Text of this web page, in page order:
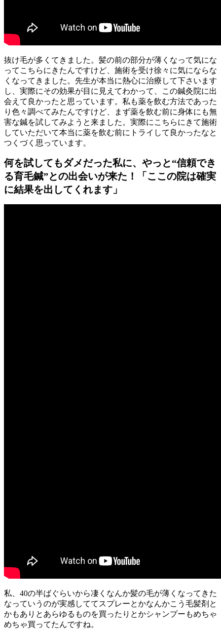
抜け毛が多くてきました。髪の前の部分が薄くなって気にな
ってこちらにきたんですけど、施術を受け徐々に気にならな
くなってきました。先生が本当に熱心に治療して下さいます
し、実際にその効果が目に見えてわかって、この鍼灸院に出
会えて良かったと思っています。私も薬を飲む方法であった
り色々調べてみたんですけど、まず薬を飲む前に身体にも無
害な鍼を試してみようと来ました。実際にこちらにきて施術
していただいて本当に薬を飲む前にトライして良かったなと
つくづく思っています。
何を試してもダメだった私に、やっと“信頼でき
る育毛鍼”との出会いが来た！「ここの院は確実
に結果を出してくれます」
私、40の半ばぐらいから凄くなんか髪の毛が薄くなってきた
なっていうのが実感しててスプレーとかなんかこう毛髪剤と
かもありとあらゆるものを買ったりとかシャンプーもめちゃ
めちゃ買ってたんですね。